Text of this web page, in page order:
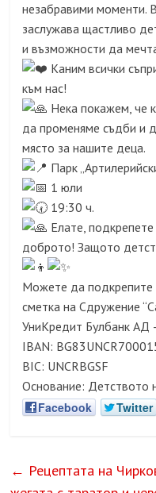
незабравими моменти.
заслужава щастливо
и възможности да
Каним всички
към нас!
Нека покажем, че
да променяме съдби и
място за нашите деца.
Парк
1 юли
19:30 ч.
Елате,
доброто! Защото
Можете да подкрепите
сметка на Сдружение
УниКредит Булбанк АД
IBAN:
BIC: UNCRBGSF
Основание: Детството
Facebook
Twitter
← Рецептата на